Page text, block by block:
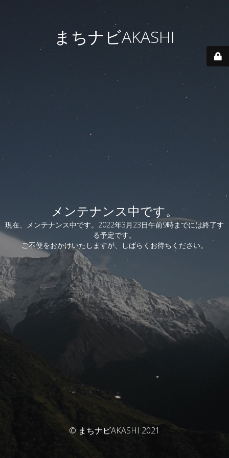
まちナビAKASHI
メンテナンス中です。
現在、メンテナンス中です。2022年3月23日午前9時までには終了す
る予定です。
ご不便をおかけいたしますが、しばらくお待ちください。
© まちナビAKASHI 2021